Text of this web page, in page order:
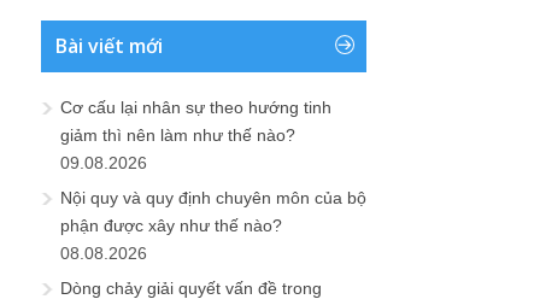
Bài viết mới
Cơ cấu lại nhân sự theo hướng tinh
giảm thì nên làm như thế nào?
09.08.2026
Nội quy và quy định chuyên môn của bộ
phận được xây như thế nào?
08.08.2026
Dòng chảy giải quyết vấn đề trong